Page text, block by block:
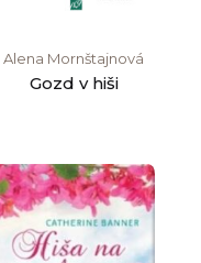
Alena Mornštajnová
Gozd v hiši